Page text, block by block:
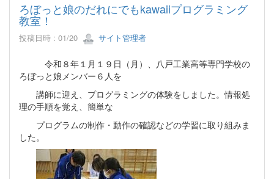
ろぼっと娘のだれにでもkawaiiプログラミング
教室！
投稿日時 : 01/20 サイト管理者
令和８年１月１９日（月）、八戸工業高等専門学校の
ろぼっと娘メンバー６人を
講師に迎え、プログラミングの体験をしました。情報処
理の手順を覚え、簡単な
プログラムの制作・動作の確認などの学習に取り組みま
した。